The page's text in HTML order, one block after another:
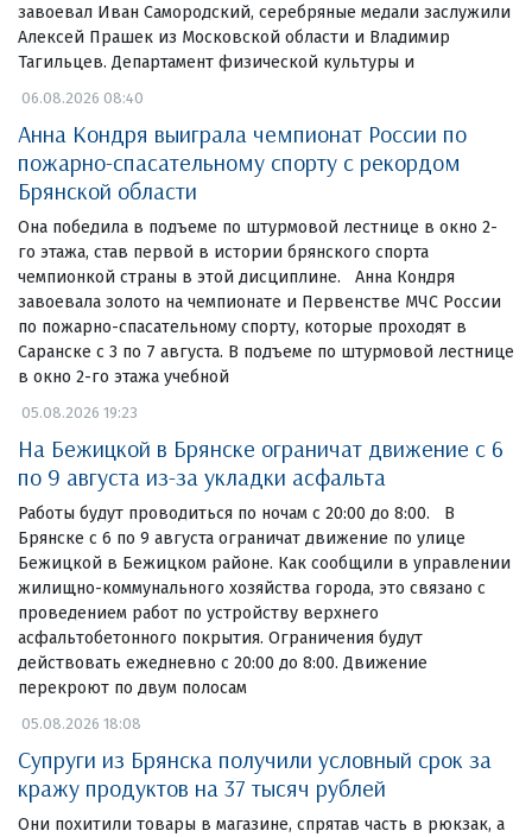
завоевал Иван Самородский, серебряные медали заслужили
Алексей Прашек из Московской области и Владимир
Тагильцев. Департамент физической культуры и
06.08.2026 08:40
Анна Кондря выиграла чемпионат России по
пожарно-спасательному спорту с рекордом
Брянской области
Она победила в подъеме по штурмовой лестнице в окно 2-
го этажа, став первой в истории брянского спорта
чемпионкой страны в этой дисциплине. Анна Кондря
завоевала золото на чемпионате и Первенстве МЧС России
по пожарно-спасательному спорту, которые проходят в
Саранске с 3 по 7 августа. В подъеме по штурмовой лестнице
в окно 2-го этажа учебной
05.08.2026 19:23
На Бежицкой в Брянске ограничат движение с 6
по 9 августа из-за укладки асфальта
Работы будут проводиться по ночам с 20:00 до 8:00. В
Брянске с 6 по 9 августа ограничат движение по улице
Бежицкой в Бежицком районе. Как сообщили в управлении
жилищно-коммунального хозяйства города, это связано с
проведением работ по устройству верхнего
асфальтобетонного покрытия. Ограничения будут
действовать ежедневно с 20:00 до 8:00. Движение
перекроют по двум полосам
05.08.2026 18:08
Супруги из Брянска получили условный срок за
кражу продуктов на 37 тысяч рублей
Они похитили товары в магазине, спрятав часть в рюкзак, а